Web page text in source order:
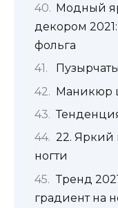
Модный
декором 2021:
фольга
Маникюр
22. Яркий
ногти
Тренд
градиент на